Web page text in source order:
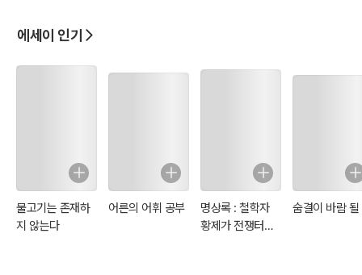
에세이 인기
물고기는 존재하
지 않는다
어른의 어휘 공부
명상록 : 철학자
황제가 전쟁터에
숨결이 바람 될